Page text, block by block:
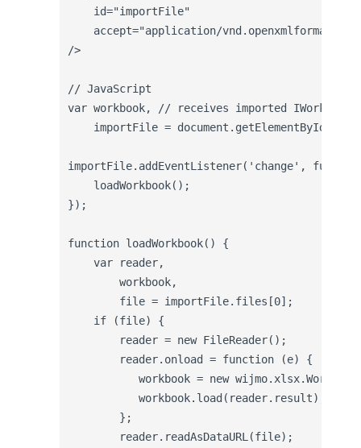
    id="importFile"
accept="application/vnd.openxmlformats-
/>
// JavaScript
var workbook, // receives imported IWorkbook
importFile =
importFile.addEventListener('change',
    loadWorkbook();
});
function loadWorkbook() {
    var reader,
        workbook,
        file = importFile.files[0];
    if (file) {
        reader = new FileReader();
        reader.onload = function (e) {
workbook = new
           workbook.load(reader.result);
        };
        reader.readAsDataURL(file);